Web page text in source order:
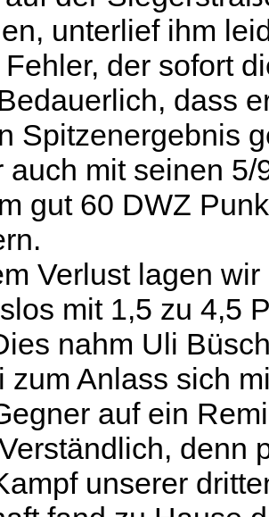
unterlief ihm
der sofort
dass
Spitzenergebnis
auch mit seinen 5/
gut 60 DWZ
Verlust lagen wir
mit 1,5 zu 4,5
nahm Uli
zum Anlass sich
auf ein
denn
unserer